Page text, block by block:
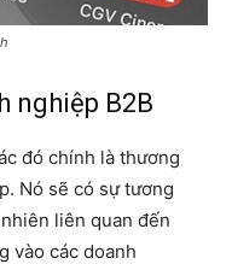
nghiệp B2B
đó chính là thương
Nó sẽ có sự tương
liên quan đến
vào các doanh